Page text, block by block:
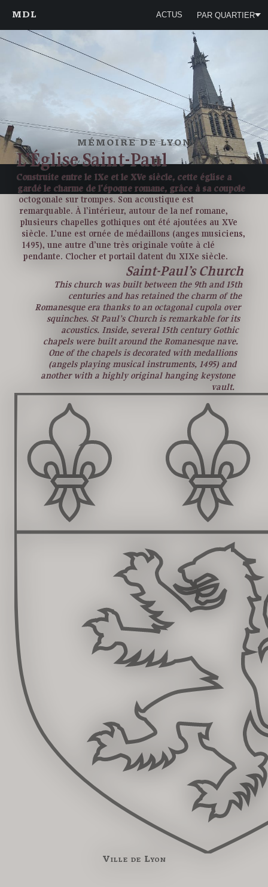
MDL ACTUS PAR QUARTIER
MÉMOIRE DE LYON
L’Église Saint-Paul
Construite entre le IXe et le XVe siècle, cette église a
gardé le charme de l’époque romane, grâce à sa coupole
octogonale sur trompes. Son acoustique est
remarquable. À l’intérieur, autour de la nef romane,
plusieurs chapelles gothiques ont été ajoutées au XVe
siècle. L’une est ornée de médaillons (anges musiciens,
1495), une autre d’une très originale voûte à clé
pendante. Clocher et portail datent du XIXe siècle.
Saint-Paul’s Church
This church was built between the 9th and 15th
centuries and has retained the charm of the
Romanesque era thanks to an octagonal cupola over
squinches. St Paul’s Church is remarkable for its
acoustics. Inside, several 15th century Gothic
chapels were built around the Romanesque nave.
One of the chapels is decorated with medallions
(angels playing musical instruments, 1495) and
another with a highly original hanging keystone
vault.
Ville de Lyon